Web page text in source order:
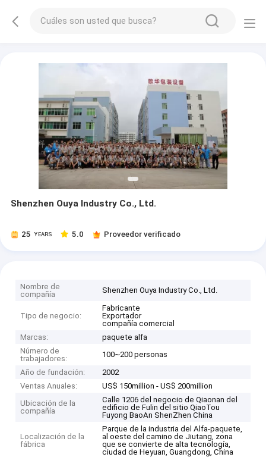
Shenzhen Ouya Industry Co., Ltd.
25 YEARS 5.0 Proveedor verificado
Nombre de
compañía
Shenzhen Ouya Industry Co., Ltd.
Tipo de negocio:
Fabricante
Exportador
compañía comercial
Marcas:
paquete alfa
Número de
trabajadores:
100~200 personas
Año de fundación:
2002
Ventas Anuales:
US$ 150million - US$ 200million
Ubicación de la
compañía
Calle 1206 del negocio de Qiaonan del
edificio de Fulin del sitio QiaoTou
Fuyong BaoAn ShenZhen China
Localización de la
fábrica
Parque de la industria del Alfa-paquete,
al oeste del camino de Jiutang, zona
que se convierte de alta tecnología,
ciudad de Heyuan, Guangdong, China